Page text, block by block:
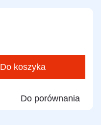
Do koszyka
Do porównania